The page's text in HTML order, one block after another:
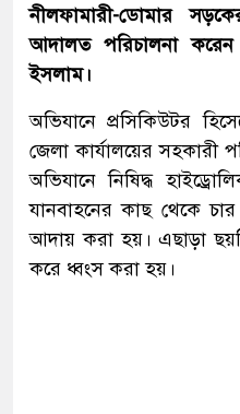
নীলফামারী-ডোমার
আদালত পরিচালনা করেন
ইসলাম।
অভিযানে প্রসিকিউটর
জেলা কার্যালয়ের সহকারী
অভিযানে নিষিদ্ধ
যানবাহনের কাছ থেকে
আদায় করা হয়। এছাড়া
করে ধ্বংস করা হয়।